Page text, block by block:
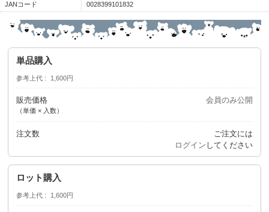
JANコード 0028399101832
単品購入
参考上代 1,600円
販売価格
（単価 × 入数）
会員のみ公開
注文数
ご注文には
ログイン してください
ロット購入
参考上代 1,600円